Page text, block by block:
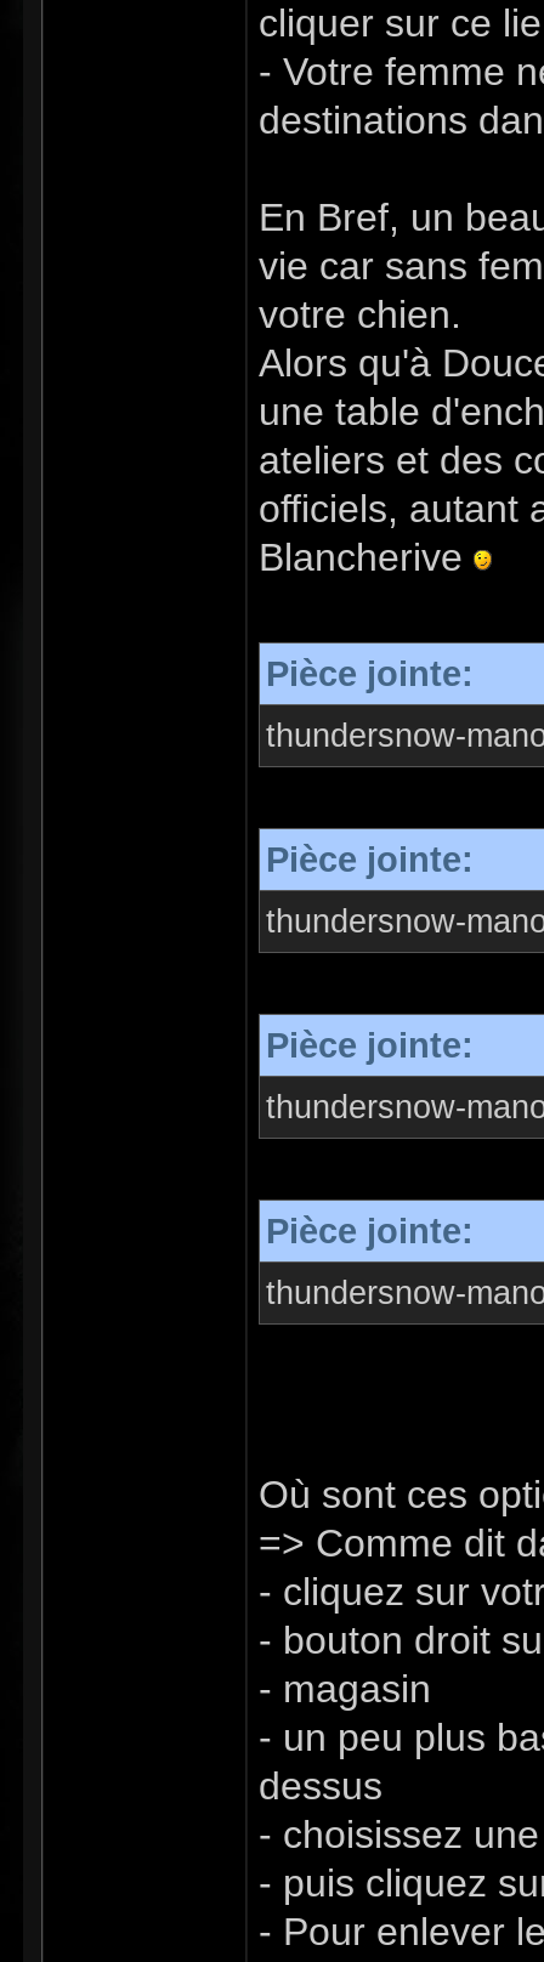
cliquer sur ce
- Votre femme
destinations
En Bref, un
vie car sans
votre chien.
Alors qu'à
une table
ateliers et des
officiels, autant
Blancherive
Pièce jointe:
thundersnow-
Pièce jointe:
thundersnow-
Pièce jointe:
thundersnow-
Pièce jointe:
thundersnow-
Où sont ces
=> Comme dit
- cliquez sur
- bouton droit
- magasin
- un peu plus
dessus
- choisissez
- puis cliquez
- Pour enlever